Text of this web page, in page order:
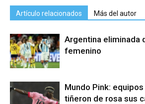
Artículo relacionados Más del autor
Argentina eliminada
femenino
Mundo Pink:
tiñeron de rosa sus